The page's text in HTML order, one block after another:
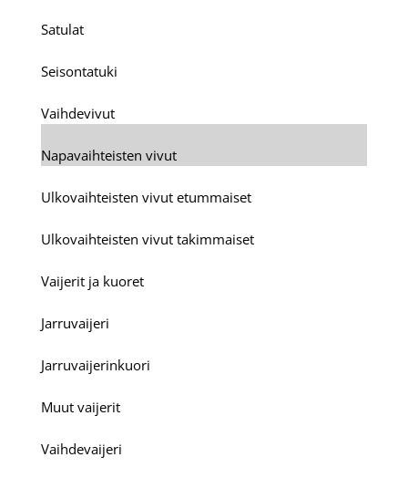
Satulat
Seisontatuki
Vaihdevivut
Napavaihteisten vivut
Ulkovaihteisten vivut etummaiset
Ulkovaihteisten vivut takimmaiset
Vaijerit ja kuoret
Jarruvaijeri
Jarruvaijerinkuori
Muut vaijerit
Vaihdevaijeri